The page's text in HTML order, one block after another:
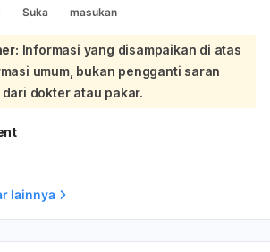
tinggi dapat menyebabkan dehidrasi,
dapat mengakibatkan kulit kering
kulit seperti biduran juga bisa dipicu
seperti alergi atau iritasi. Namun, penting
gejala ini tidak selalu langsung
diabetes. Anda sebaiknya
kadar gula darah tetap terkontrol
terapi yang telah diresepkan, yaitu
menerapkan pola makan sehat dan rutin
Suka masukan
Informasi yang disampaikan di atas
umum, bukan pengganti saran
dokter atau pakar.
lainnya